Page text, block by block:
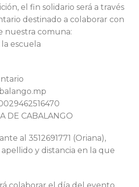
el fin solidario será a través
destinado a colaborar con
nuestra comuna:
escuela
DE CABALANGO
al 3512691771 (Oriana),
y distancia en la que